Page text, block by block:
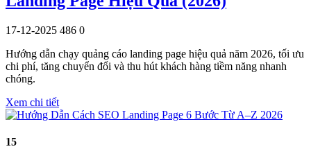
17-12-2025 486 0
Hướng dẫn chạy quảng cáo landing page hiệu quả năm 2026, tối ưu
chi phí, tăng chuyển đổi và thu hút khách hàng tiềm năng nhanh
chóng.
Xem chi tiết
15